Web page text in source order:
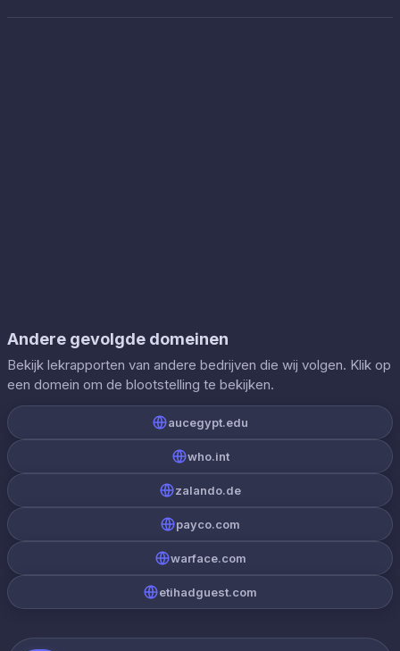
Andere gevolgde domeinen
Bekijk lekrapporten van andere bedrijven die wij volgen. Klik op
een domein om de blootstelling te bekijken.
aucegypt.edu
who.int
zalando.de
payco.com
warface.com
etihadguest.com